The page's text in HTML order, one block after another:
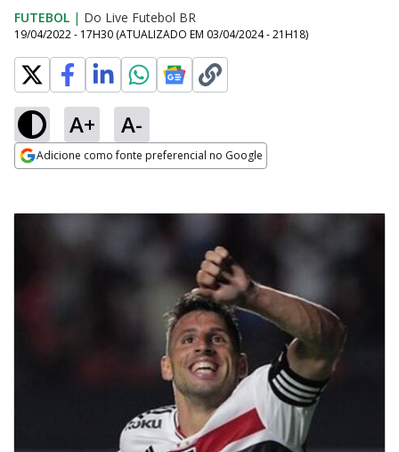
FUTEBOL | Do Live Futebol BR
19/04/2022 - 17H30 (ATUALIZADO EM 03/04/2024 - 21H18)
A+ A-
Adicione como fonte preferencial no Google